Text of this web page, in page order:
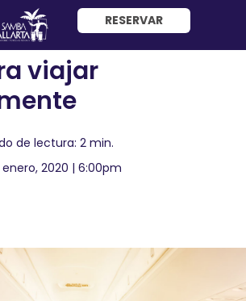
RESERVAR
viajar
de lectura: 2 min.
2020 | 6:00pm